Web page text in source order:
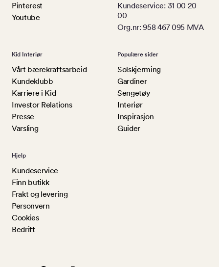
Pinterest
Youtube
Kundeservice: 31 00 20
00
Org.nr: 958 467 095 MVA
Kid Interiør
Vårt bærekraftsarbeid
Kundeklubb
Karriere i Kid
Investor Relations
Presse
Varsling
Populære sider
Solskjerming
Gardiner
Sengetøy
Interiør
Inspirasjon
Guider
Hjelp
Kundeservice
Finn butikk
Frakt og levering
Personvern
Cookies
Bedrift